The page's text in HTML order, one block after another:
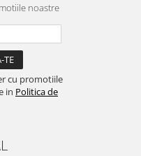
noastre
cu promotiile
in Politica de